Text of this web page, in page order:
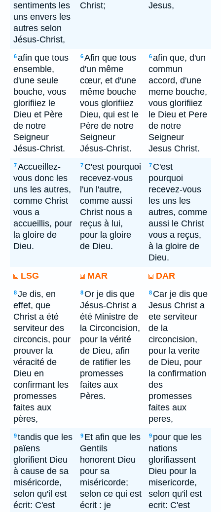
sentiments les
uns envers les
autres selon
Jésus-Christ,
Christ;
Jesus,
6afin que tous
ensemble,
d'une seule
bouche, vous
glorifiiez le
Dieu et Père
de notre
Seigneur
Jésus-Christ.
6Afin que tous
d'un même
cœur, et d'une
même bouche
vous glorifiiez
Dieu, qui est le
Père de notre
Seigneur
Jésus-Christ.
6afin que, d'un
commun
accord, d'une
meme bouche,
vous glorifiiez
le Dieu et Pere
de notre
Seigneur
Jesus Christ.
7Accueillez-
vous donc les
uns les autres,
comme Christ
vous a
accueillis, pour
la gloire de
Dieu.
7 C'est pourquoi
recevez-vous
l'un l'autre,
comme aussi
Christ nous a
reçus à lui,
pour la gloire
de Dieu.
7 C'est
pourquoi
recevez-vous
les uns les
autres, comme
aussi le Christ
vous a reçus,
à la gloire de
Dieu.
LSG
MAR DAR
8Je dis, en
effet, que
Christ a été
serviteur des
circoncis, pour
prouver la
véracité de
Dieu en
confirmant les
promesses
faites aux
pères,
8Or je dis que
Jésus-Christ a
été Ministre de
la Circoncision,
pour la vérité
de Dieu, afin
de ratifier les
promesses
faites aux
Pères.
8 Car je dis que
Jesus Christ a
ete serviteur
de la
circoncision,
pour la verite
de Dieu, pour
la confirmation
des
promesses
faites aux
peres,
9tandis que les
païens
glorifient Dieu
à cause de sa
miséricorde,
selon qu'il est
écrit: C'est
9 Et afin que les
Gentils
honorent Dieu
pour sa
miséricorde;
selon ce qui est
écrit : je
9 pour que les
nations
glorifiassent
Dieu pour la
misericorde,
selon qu'il est
ecrit: C'est